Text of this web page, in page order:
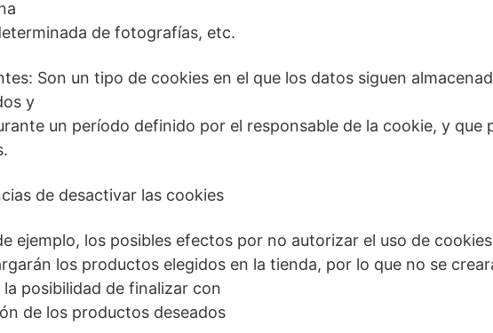
de fotografías, etc.
Son un tipo de cookies en el que los datos siguen
y
un período definido por el responsable de la cookie, y que
de desactivar las cookies
ejemplo, los posibles efectos por no autorizar el uso de
los productos elegidos en la tienda, por lo que no se
posibilidad de finalizar con
de los productos deseados